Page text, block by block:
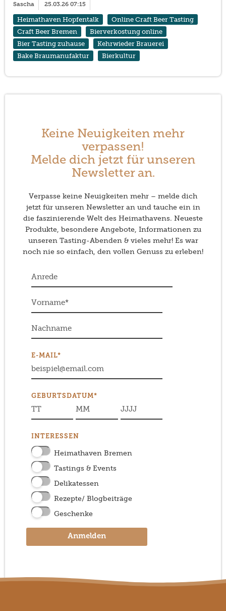
Sascha 25.03.26 07:15
Heimathaven Hopfentalk
Online Craft Beer Tasting
Craft Beer Bremen
Bierverkostung online
Bier Tasting zuhause
Kehrwieder Brauerei
Bake Braumanufaktur
Bierkultur
Keine Neuigkeiten mehr
verpassen!
Melde dich jetzt für unseren
Newsletter an.
Verpasse keine Neuigkeiten mehr – melde dich
jetzt für unseren Newsletter an und tauche ein in
die faszinierende Welt des Heimathavens. Neueste
Produkte, besondere Angebote, Informationen zu
unseren Tasting-Abenden & vieles mehr! Es war
noch nie so einfach, den vollen Genuss zu erleben!
E-MAIL*
GEBURTSDATUM*
INTERESSEN
Heimathaven Bremen
Tastings & Events
Delikatessen
Rezepte/ Blogbeiträge
Geschenke
Anmelden